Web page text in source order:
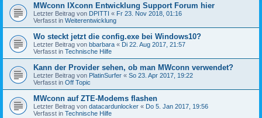
MWconn IXconn Entwicklung Support Forum hier
Letzter Beitrag von DPITTI « Fr 23. Nov 2018, 01:16
Verfasst in Weiterentwicklung
Wo steckt jetzt die config.exe bei Windows10?
Letzter Beitrag von bbarbara « Di 22. Aug 2017, 21:57
Verfasst in Technische Hilfe
Kann der Provider sehen, ob man MWconn verwendet?
Letzter Beitrag von PlatinSurfer « So 23. Apr 2017, 19:22
Verfasst in Off Topic
MWconn auf ZTE-Modems flashen
Letzter Beitrag von datacardunlocker « Do 5. Jan 2017, 19:56
Verfasst in Technische Hilfe